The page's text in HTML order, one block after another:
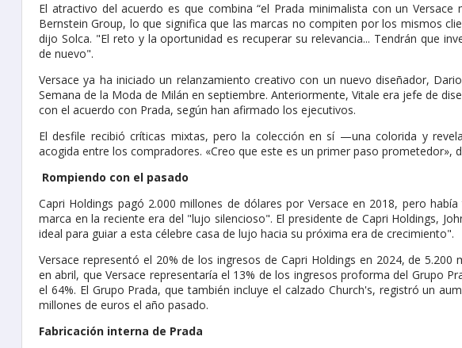
El atractivo del acuerdo es que combina “el Prada minimalista con un
Bernstein Group, lo que significa que las marcas no compiten por los mismos
dijo Solca. "El reto y la oportunidad es recuperar su relevancia... Tendrán que
de nuevo".
Versace ya ha iniciado un relanzamiento creativo con un nuevo diseñador,
Semana de la Moda de Milán en septiembre. Anteriormente, Vitale era jefe de
con el acuerdo con Prada, según han afirmado los ejecutivos.
El desfile recibió críticas mixtas, pero la colección en sí —una colorida y
acogida entre los compradores. «Creo que este es un primer paso prometedor»,
Rompiendo con el pasado
Capri Holdings pagó 2.000 millones de dólares por Versace en 2018, pero
marca en la reciente era del "lujo silencioso". El presidente de Capri Holdings,
ideal para guiar a esta célebre casa de lujo hacia su próxima era de crecimiento".
Versace representó el 20% de los ingresos de Capri Holdings en 2024, de
en abril, que Versace representaría el 13% de los ingresos proforma del Grupo
el 64%. El Grupo Prada, que también incluye el calzado Church's, registró un
millones de euros el año pasado.
Fabricación interna de Prada